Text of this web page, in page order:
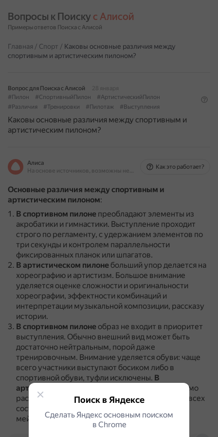
Вопросы к Поиску с Алисой
Примеры ответов Поиска с Алисой
Главная / Спорт / Каковы основные различия между
спортивным и артистическим пилоном?
Вопрос для Поиска с Алисой
28 января
#Пилон
#СпортивныйПилон
#АртистическийПилон
#Различия
#Тренировки #Пилотаж #Выступления
Каковы основные различия между спортивным и
артистическим пилоном?
Алиса
На основе источников, возможны неточности
Как это работает?
Основные различия между спортивным и
артистическим пилоном:
В спортивном пилоне преобладают элементы из
акробатики и гимнастики. Выступление проходит
строго по регламенту, с удержанием элементов по
три секунды и контролем параллельности
фиксированных планок или шпагатов.
В артистическом пилонебольший упор делается на
хореографию и артистизм. Большое внимание
уделяется оценке сложности и оригинальности
хореографии, эффектности комбинаций и
интерпретации музыкальной композиции, рассказу
истории.
В спортивном пилонеобраз не входит в приоритет
выступления. Обычно внешний вид может быть
достаточно нейтральным, порой даже
тренировочным. Внимание уделяется обуви: чаще
всего участники выступают босиком либо в
спортивной обуви, туфли исключены. В
артистическом пилоне
исполнителю необходимо
раскрыть сюжетную линию номера с помощью всех
составляющих: хореографии, трюков, костюма,
мейк-апа, причёски, аксессуаров.
Поиск в Яндексе
Сделать Яндекс основным поиском
в Сhrome